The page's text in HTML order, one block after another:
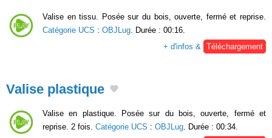
Valise en tissu. Posée sur du bois, ouverte, fermé et reprise.
Catégorie UCS : OBJLug . Durée : 00:16.
+ d'infos &
Téléchargement
Valise plastique
Valise en plastique. Posée sur du bois, ouverte, fermé et
reprise. 2 fois. Catégorie UCS : OBJLug. Durée : 00:34.